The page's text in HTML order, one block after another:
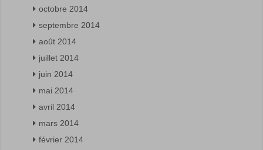
octobre 2014
septembre 2014
août 2014
juillet 2014
juin 2014
mai 2014
avril 2014
mars 2014
février 2014